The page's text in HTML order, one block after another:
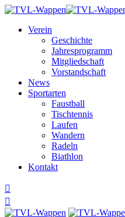
Skip
contentVerein
Geschichte
Jahresprogramm
Mitgliedschaft
Vorstandschaft
News
Sportarten
Faustball
Tischtennis
Laufen
Wandern
Radeln
Biathlon
Kontakt